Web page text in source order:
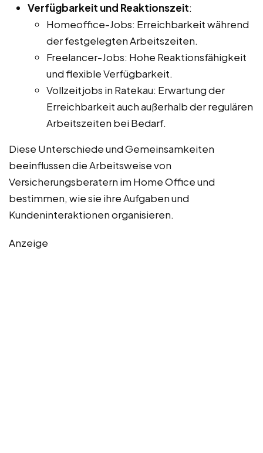
Verfügbarkeit und Reaktionszeit:
Homeoffice-Jobs: Erreichbarkeit während
der festgelegten Arbeitszeiten.
Freelancer-Jobs: Hohe Reaktionsfähigkeit
und flexible Verfügbarkeit.
Vollzeitjobs in Ratekau: Erwartung der
Erreichbarkeit auch außerhalb der regulären
Arbeitszeiten bei Bedarf.
Diese Unterschiede und Gemeinsamkeiten
beeinflussen die Arbeitsweise von
Versicherungsberatern im Home Office und
bestimmen, wie sie ihre Aufgaben und
Kundeninteraktionen organisieren.
Anzeige